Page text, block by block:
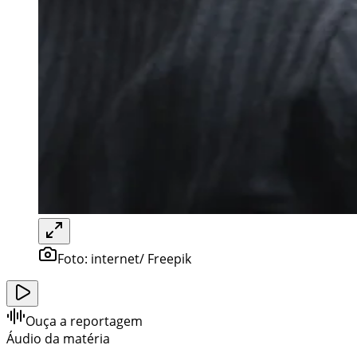
Foto: internet/ Freepik
Ouça a reportagem
Áudio da matéria